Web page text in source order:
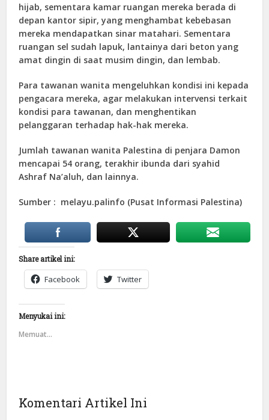
hijab, sementara kamar ruangan mereka berada di
depan kantor sipir, yang menghambat kebebasan
mereka mendapatkan sinar matahari. Sementara
ruangan sel sudah lapuk, lantainya dari beton yang
amat dingin di saat musim dingin, dan lembab.
Para tawanan wanita mengeluhkan kondisi ini kepada
pengacara mereka, agar melakukan intervensi terkait
kondisi para tawanan, dan menghentikan
pelanggaran terhadap hak-hak mereka.
Jumlah tawanan wanita Palestina di penjara Damon
mencapai 54 orang, terakhir ibunda dari syahid
Ashraf Na’aluh, dan lainnya.
Sumber : melayu.palinfo (Pusat Informasi Palestina)
Share artikel ini:
Facebook Twitter
Menyukai ini:
Memuat...
Komentari Artikel Ini